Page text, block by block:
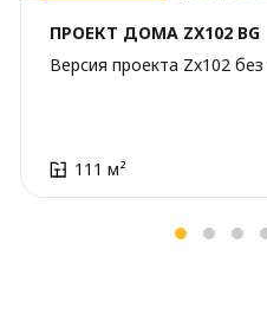
ПРОЕКТ ДОМА ZX102 BG
Версия проекта Zx102
111 м²